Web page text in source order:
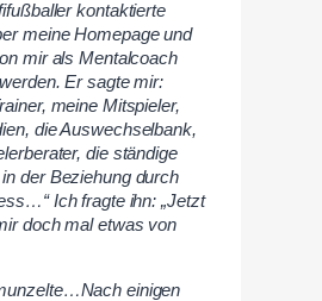
kontaktierte
meine Homepage und
mir als Mentalcoach
Er sagte mir:
meine Mitspieler,
die Auswechselbank,
die ständige
der Beziehung durch
Ich fragte ihn: „Jetzt
doch mal etwas von
einigen